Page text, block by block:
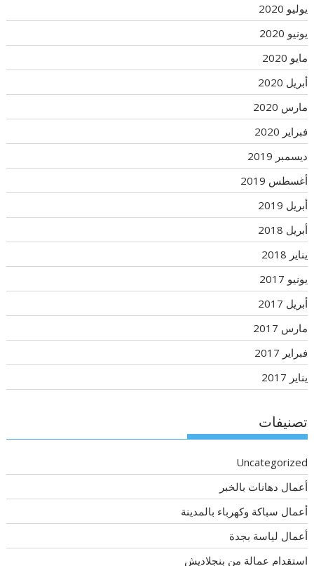
يوليو 2020
يونيو 2020
مايو 2020
أبريل 2020
مارس 2020
فبراير 2020
ديسمبر 2019
أغسطس 2019
أبريل 2019
أبريل 2018
يناير 2018
يونيو 2017
أبريل 2017
مارس 2017
فبراير 2017
يناير 2017
تصنيفات
Uncategorized
أعمال دهانات بالخبر
أعمال سباكة وكهرباء بالمدينة
أعمال لياسة بجدة
استقدام عمالة من بنجلاديش